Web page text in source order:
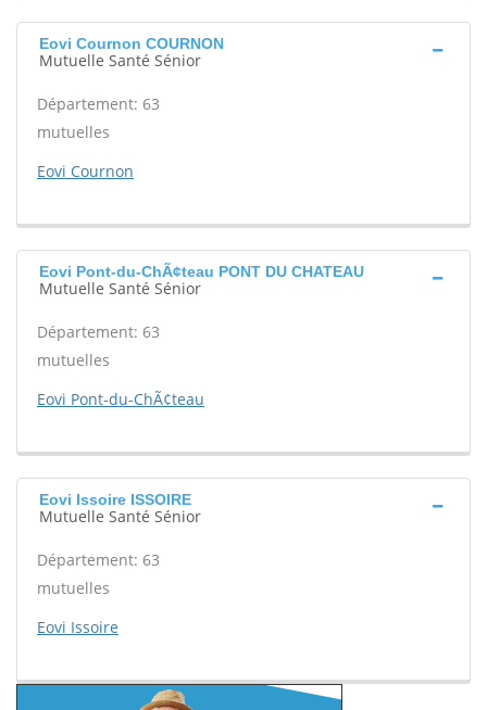
Eovi Cournon COURNON
Mutuelle Santé Sénior
Département: 63
mutuelles
Eovi Cournon
Eovi Pont-du-ChÃ¢teau PONT DU CHATEAU
Mutuelle Santé Sénior
Département: 63
mutuelles
Eovi Pont-du-ChÃ¢teau
Eovi Issoire ISSOIRE
Mutuelle Santé Sénior
Département: 63
mutuelles
Eovi Issoire